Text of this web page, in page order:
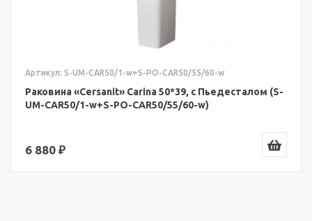
Артикул: S-UM-CAR50/1-w+S-PO-CAR50/55/60-w
Раковина «Cersanit» Carina 50*39, с Пьедесталом (S-
UM-CAR50/1-w+S-PO-CAR50/55/60-w)
6 880 ₽